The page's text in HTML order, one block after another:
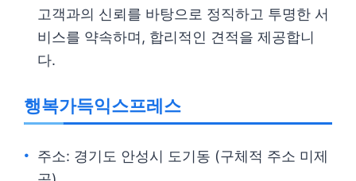
고객과의 신뢰를 바탕으로 정직하고 투명한 서
비스를 약속하며, 합리적인 견적을 제공합니
다.
행복가득익스프레스
주소: 경기도 안성시 도기동 (구체적 주소 미제